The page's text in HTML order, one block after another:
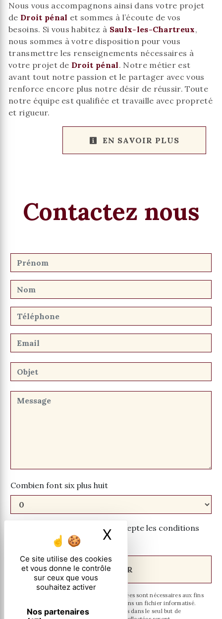
Ce site utilise des cookies
et vous donne le contrôle
sur ceux que vous
souhaitez activer
Nos partenaires
X Masquer le
Nous vous accompagnons ainsi dans votre projet
de Droit pénal et sommes à l’écoute de vos
besoins. Si vous habitez à Saulx-les-Chartreux,
nous sommes à votre disposition pour vous
transmettre les renseignements nécessaires à
votre projet de Droit pénal. Notre métier est
avant tout notre passion et le partager avec vous
renforce encore plus notre désir de réussir. Toute
notre équipe est qualifiée et travaille avec propreté
et rigueur.
EN SAVOIR PLUS
Contactez nous
Combien font six plus huit
En cochant cette case, j'accepte les conditions
particulières ci-dessous **
ENVOYER
** Les données personnelles communiquées sont nécessaires aux fins
de vous contacter et sont enregistrées dans un fichier informatisé.
Elles sont destinées à et ses sous-traitants dans le seul but de